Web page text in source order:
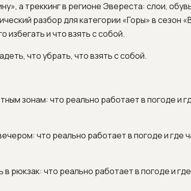
а треккинг в регионе Эвереста: слои,
разбор для категории «Горы» в сезон
избегать и что взять с собой.
что убрать, что взять с собой.
зонам: что реально работает в погоде и
что реально работает в погоде и где
в рюкзак: что реально работает в погоде и